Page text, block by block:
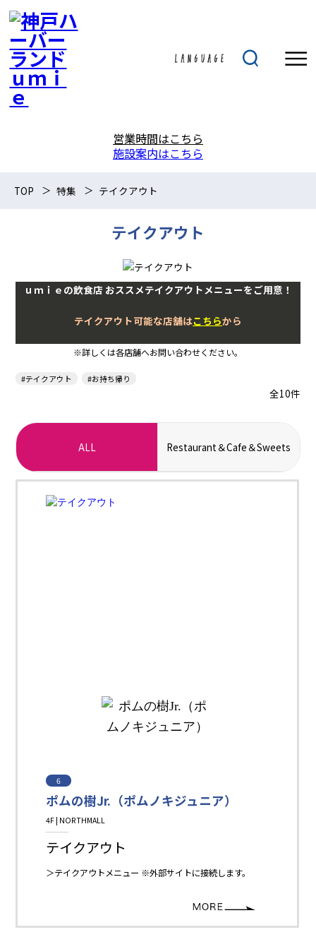
営業時間はこちら
施設案内はこちら
TOP 特集 テイクアウト
テイクアウト
ｕｍｉｅの飲食店 おススメテイクアウトメニューをご用意！
テイクアウト可能な店舗はこちらから
※詳しくは各店舗へお問い合わせください。
#テイクアウト #お持ち帰り
全10件
ALL Restaurant＆Cafe＆Sweets
6
ポムの樹Jr.（ポムノキジュニア）
4F | NORTHMALL
Restaurant＆Cafe＆Sweets
テイクアウト
＞テイクアウトメニュー ※外部サイトに接続します。